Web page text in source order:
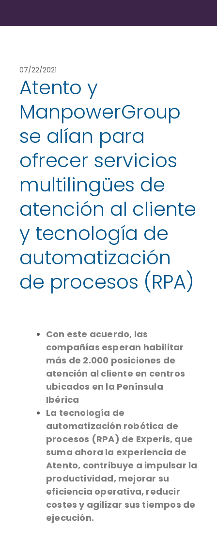
07/22/2021
Atento y
ManpowerGroup
se alían para
ofrecer servicios
multilingües de
atención al cliente
y tecnología de
automatización
de procesos (RPA)
Con este acuerdo, las
compañías esperan habilitar
más de 2.000 posiciones de
atención al cliente en centros
ubicados en la Península
Ibérica
La tecnología de
automatización robótica de
procesos (RPA) de Experis, que
suma ahora la experiencia de
Atento, contribuye a impulsar la
productividad, mejorar su
eficiencia operativa, reducir
costes y agilizar sus tiempos de
ejecución.